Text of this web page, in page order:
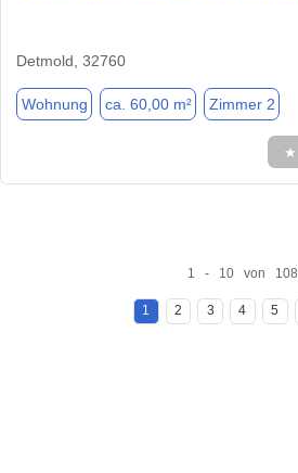
Detmold, 32760
Wohnung ca. 60,00 m² Zimmer 2
★
1 - 10 von 108
1 2 3 4 5